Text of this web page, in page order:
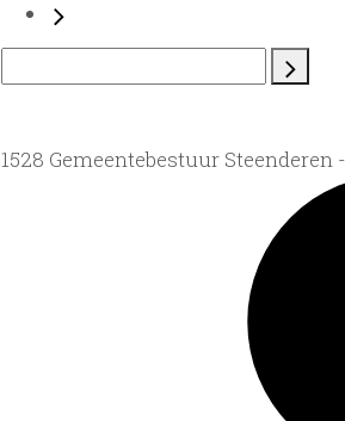
1528 Gemeentebestuur